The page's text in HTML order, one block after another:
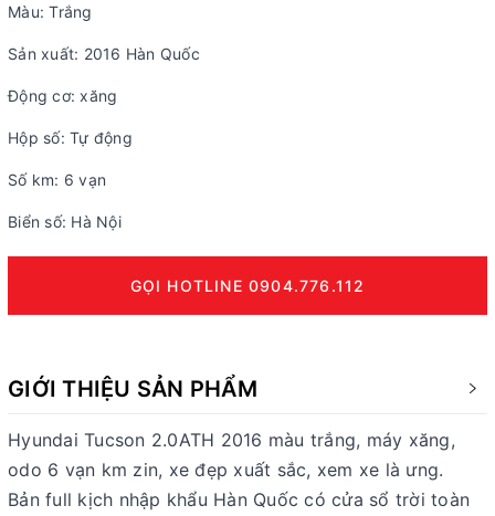
Màu: Trắng
Sản xuất: 2016 Hàn Quốc
Động cơ: xăng
Hộp số: Tự động
Số km: 6 vạn
Biển số: Hà Nội
GỌI HOTLINE 0904.776.112
GIỚI THIỆU SẢN PHẨM
Hyundai Tucson 2.0ATH 2016 màu trắng, máy xăng,
odo 6 vạn km zin, xe đẹp xuất sắc, xem xe là ưng.
Bản full kịch nhập khẩu Hàn Quốc có cửa sổ trời toàn